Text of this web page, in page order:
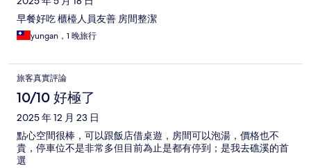
早餐好吃 櫃檯人員友善 房間整潔
yungan，1 晚旅行
旅客真實評論
10/10 好極了
2025 年 12 月 23 日
點心空間很棒，可以跟飯店借桌遊，房間可以泡湯，價格也不
貴，停車位不是非常多但目前為止是都有停到；是我去礁溪的首
選